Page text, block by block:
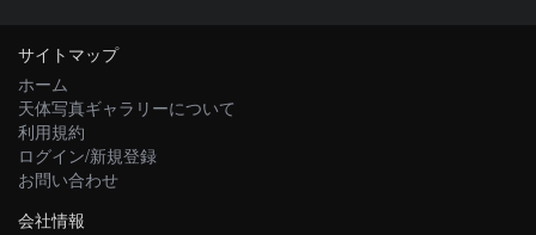
サイトマップ
ホーム
天体写真ギャラリーについて
利用規約
ログイン/新規登録
お問い合わせ
会社情報